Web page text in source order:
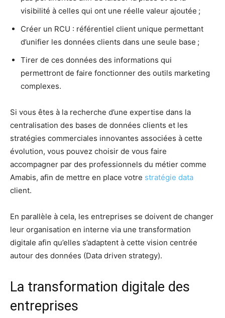
visibilité à celles qui ont une réelle valeur ajoutée ;
Créer un RCU : référentiel client unique permettant
d’unifier les données clients dans une seule base ;
Tirer de ces données des informations qui
permettront de faire fonctionner des outils marketing
complexes.
Si vous êtes à la recherche d’une expertise dans la
centralisation des bases de données clients et les
stratégies commerciales innovantes associées à cette
évolution, vous pouvez choisir de vous faire
accompagner par des professionnels du métier comme
Amabis, afin de mettre en place votre stratégie data
client.
En parallèle à cela, les entreprises se doivent de changer
leur organisation en interne via une transformation
digitale afin qu’elles s’adaptent à cette vision centrée
autour des données (Data driven strategy).
La transformation digitale des
entreprises